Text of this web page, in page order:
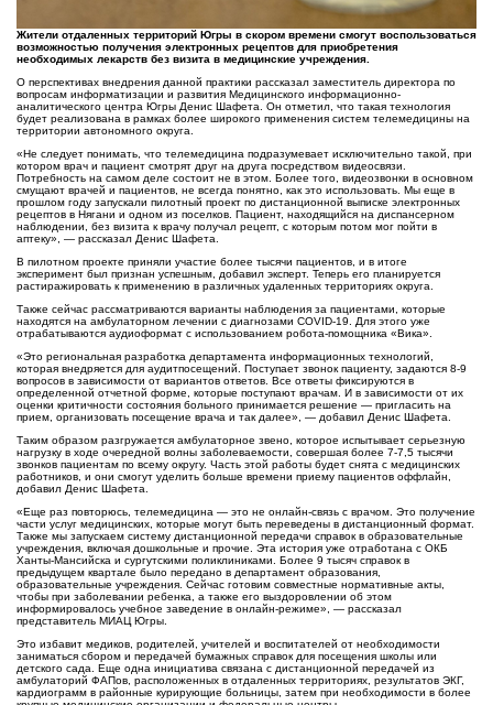
Жители отдаленных территорий Югры в скором времени смогут воспользоваться
возможностью получения электронных рецептов для приобретения
необходимых лекарств без визита в медицинские учреждения.
О перспективах внедрения данной практики рассказал заместитель директора по
вопросам информатизации и развития Медицинского информационно-
аналитического центра Югры Денис Шафета. Он отметил, что такая технология
будет реализована в рамках более широкого применения систем телемедицины на
территории автономного округа.
«Не следует понимать, что телемедицина подразумевает исключительно такой, при
котором врач и пациент смотрят друг на друга посредством видеосвязи.
Потребность на самом деле состоит не в этом. Более того, видеозвонки в основном
смущают врачей и пациентов, не всегда понятно, как это использовать. Мы еще в
прошлом году запускали пилотный проект по дистанционной выписке электронных
рецептов в Нягани и одном из поселков. Пациент, находящийся на диспансерном
наблюдении, без визита к врачу получал рецепт, с которым потом мог пойти в
аптеку», — рассказал Денис Шафета.
В пилотном проекте приняли участие более тысячи пациентов, и в итоге
эксперимент был признан успешным, добавил эксперт. Теперь его планируется
растиражировать к применению в различных удаленных территориях округа.
Также сейчас рассматриваются варианты наблюдения за пациентами, которые
находятся на амбулаторном лечении с диагнозами COVID-19. Для этого уже
отрабатываются аудиоформат с использованием робота-помощника «Вика».
«Это региональная разработка департамента информационных технологий,
которая внедряется для аудитпосещений. Поступает звонок пациенту, задаются 8-9
вопросов в зависимости от вариантов ответов. Все ответы фиксируются в
определенной отчетной форме, которые поступают врачам. И в зависимости от их
оценки критичности состояния больного принимается решение — пригласить на
прием, организовать посещение врача и так далее», — добавил Денис Шафета.
Таким образом разгружается амбулаторное звено, которое испытывает серьезную
нагрузку в ходе очередной волны заболеваемости, совершая более 7-7,5 тысячи
звонков пациентам по всему округу. Часть этой работы будет снята с медицинских
работников, и они смогут уделить больше времени приему пациентов оффлайн,
добавил Денис Шафета.
«Еще раз повторюсь, телемедицина — это не онлайн-связь с врачом. Это получение
части услуг медицинских, которые могут быть переведены в дистанционный формат.
Также мы запускаем систему дистанционной передачи справок в образовательные
учреждения, включая дошкольные и прочие. Эта история уже отработана с ОКБ
Ханты-Мансийска и сургутскими поликлиниками. Более 9 тысяч справок в
предыдущем квартале было передано в департамент образования,
образовательные учреждения. Сейчас готовим совместные нормативные акты,
чтобы при заболевании ребенка, а также его выздоровлении об этом
информировалось учебное заведение в онлайн-режиме», — рассказал
представитель МИАЦ Югры.
Это избавит медиков, родителей, учителей и воспитателей от необходимости
заниматься сбором и передачей бумажных справок для посещения школы или
детского сада. Еще одна инициатива связана с дистанционной передачей из
амбулаторий ФАПов, расположенных в отдаленных территориях, результатов ЭКГ,
кардиограмм в районные курирующие больницы, затем при необходимости в более